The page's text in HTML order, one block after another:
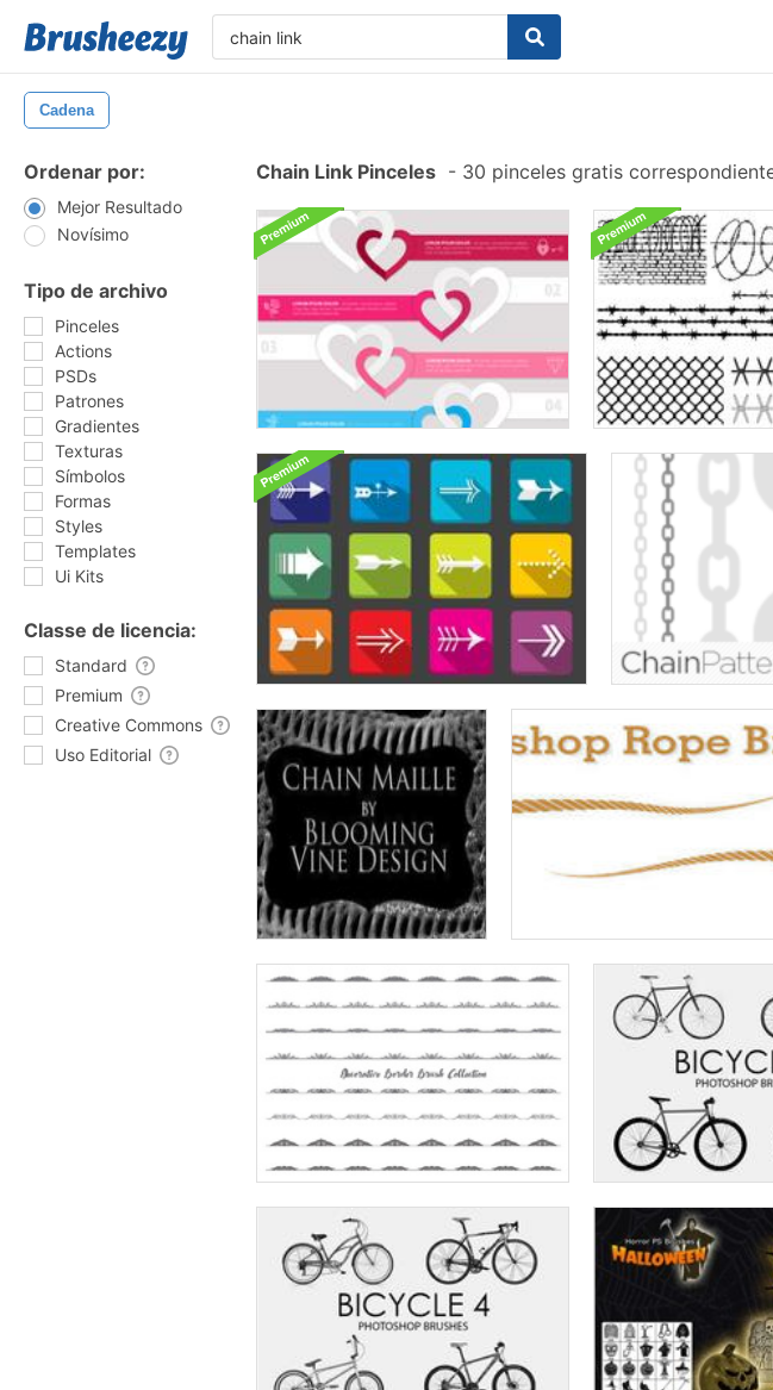
Cadena
Ordenar por:
Mejor Resultado
Novísimo
Tipo de archivo
Pinceles
Actions
PSDs
Patrones
Gradientes
Texturas
Símbolos
Formas
Styles
Templates
Ui Kits
Classe de licencia:
Standard
Premium
Creative Commons
Uso Editorial
Chain Link Pinceles - 30 pinceles gratis